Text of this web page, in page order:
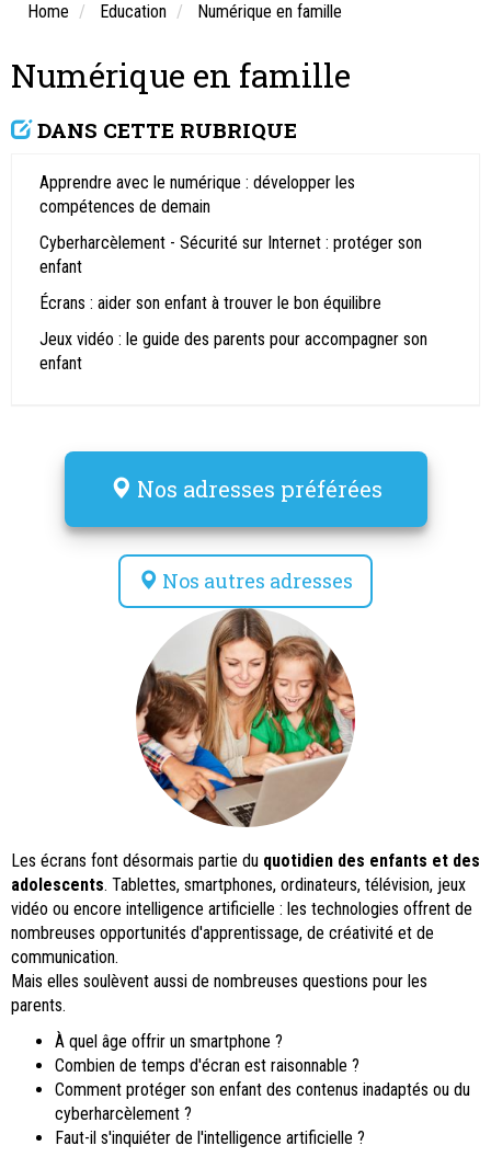
Home Education Numérique en famille
Numérique en famille
DANS CETTE RUBRIQUE
Apprendre avec le numérique : développer les
compétences de demain
Cyberharcèlement - Sécurité sur Internet : protéger son
enfant
Écrans : aider son enfant à trouver le bon équilibre
Jeux vidéo : le guide des parents pour accompagner son
enfant
Nos adresses préférées
Nos autres adresses
Les écrans font désormais partie du quotidien des enfants et des
adolescents. Tablettes, smartphones, ordinateurs, télévision, jeux
vidéo ou encore intelligence artificielle : les technologies offrent de
nombreuses opportunités d'apprentissage, de créativité et de
communication.
Mais elles soulèvent aussi de nombreuses questions pour les
parents.
À quel âge offrir un smartphone ?
Combien de temps d'écran est raisonnable ?
Comment protéger son enfant des contenus inadaptés ou du
cyberharcèlement ?
Faut-il s'inquiéter de l'intelligence artificielle ?